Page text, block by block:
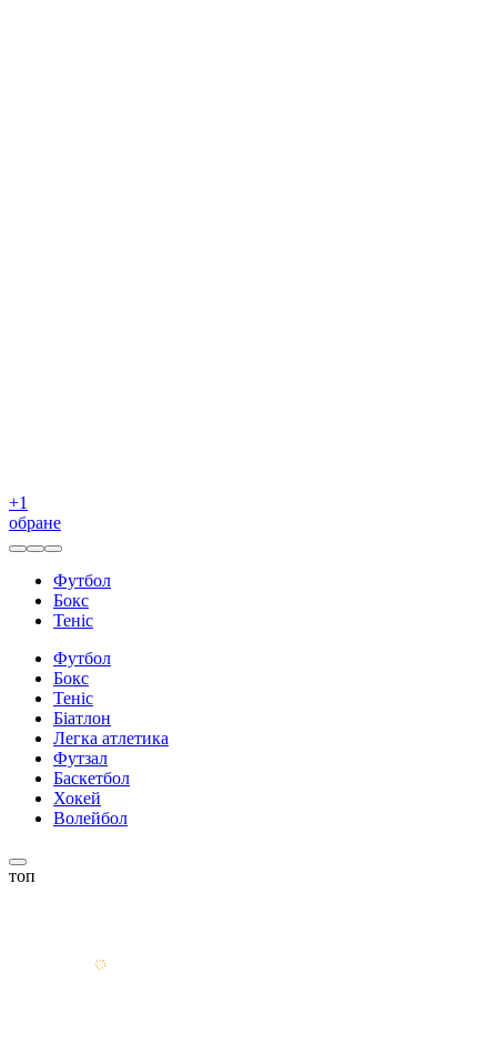
+1
обране
Футбол
Бокс
Теніс
Футбол
Бокс
Теніс
Біатлон
Легка атлетика
Футзал
Баскетбол
Хокей
Волейбол
топ